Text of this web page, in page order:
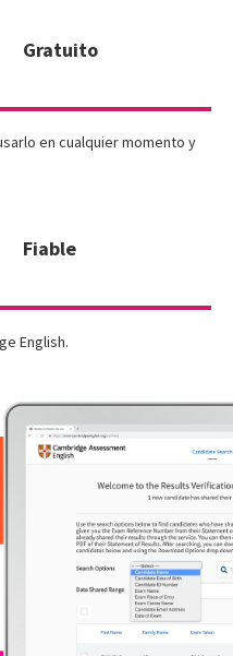
Gratuito
en cualquier momento y
Fiable
English.